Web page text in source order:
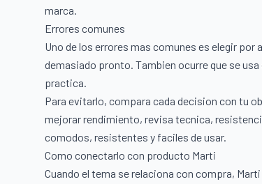
marca.
Errores comunes
Uno de los errores mas comunes es elegir
demasiado pronto. Tambien ocurre que se
practica.
Para evitarlo, compara cada decision con tu
mejorar rendimiento, revisa tecnica,
comodos, resistentes y faciles de usar.
Como conectarlo con producto Marti
Cuando el tema se relaciona con compra,